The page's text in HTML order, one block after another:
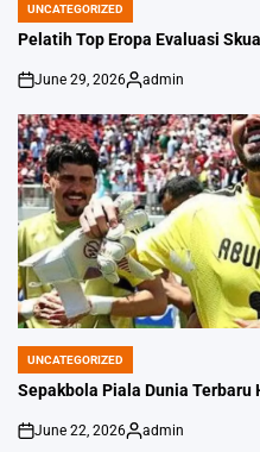
POSTED
IN
UNCATEGORIZED
Pelatih Top Eropa Evaluasi
on
June 29, 2026
Posted
admin
POSTED
IN
UNCATEGORIZED
Sepakbola Piala Dunia Terbaru
on
June 22, 2026
Posted
admin